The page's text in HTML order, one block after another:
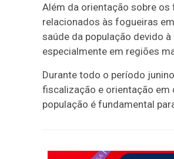
Além da orientação sobre
relacionados às fogueiras
saúde da população devido
especialmente em regiões
Durante todo o período
fiscalização e orientação em
população é fundamental